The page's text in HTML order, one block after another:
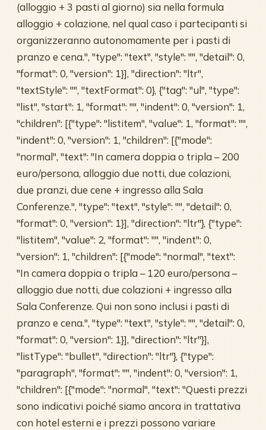
(alloggio + 3 pasti al giorno) sia nella formula
alloggio + colazione, nel qual caso i partecipanti si
organizzeranno autonomamente per i pasti di
pranzo e cena.", "type": "text", "style": "", "detail": 0,
"format": 0, "version": 1}], "direction": "ltr",
"textStyle": "", "textFormat": 0}, {"tag": "ul", "type":
"list", "start": 1, "format": "", "indent": 0, "version": 1,
"children": [{"type": "listitem", "value": 1, "format": "",
"indent": 0, "version": 1, "children": [{"mode":
"normal", "text": "In camera doppia o tripla – 200
euro/persona, alloggio due notti, due colazioni,
due pranzi, due cene + ingresso alla Sala
Conferenze.", "type": "text", "style": "", "detail": 0,
"format": 0, "version": 1}], "direction": "ltr"}, {"type":
"listitem", "value": 2, "format": "", "indent": 0,
"version": 1, "children": [{"mode": "normal", "text":
"In camera doppia o tripla – 120 euro/persona –
alloggio due notti, due colazioni + ingresso alla
Sala Conferenze. Qui non sono inclusi i pasti di
pranzo e cena.", "type": "text", "style": "", "detail": 0,
"format": 0, "version": 1}], "direction": "ltr"}],
"listType": "bullet", "direction": "ltr"}, {"type":
"paragraph", "format": "", "indent": 0, "version": 1,
"children": [{"mode": "normal", "text": "Questi prezzi
sono indicativi poiché siamo ancora in trattativa
con hotel esterni e i prezzi possono variare